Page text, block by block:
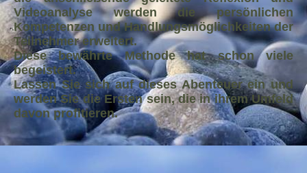
Videoanalyse werden die persönlichen
Kompetenzen und Handlungsmöglichkeiten der
Teilnehmer erweitert.
Diese bewährte Methode hat schon viele
begeistert.
Lassen Sie sich auf dieses Abenteuer ein und
werden Sie die Ersten sein, die in ihrem Umfeld
davon profitieren.